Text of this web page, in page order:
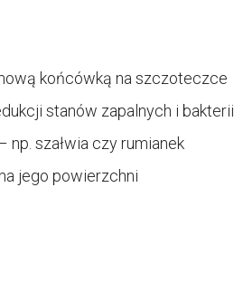
końcówką na szczoteczce
stanów zapalnych i bakterii
szałwia czy rumianek
jego powierzchni